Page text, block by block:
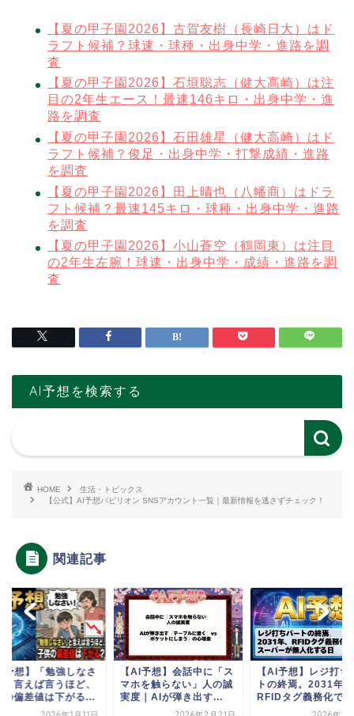
【夏の甲子園2026】古賀友樹（長崎日大）はド
ラフト候補？球速・球種・出身中学・進路を調
査
【夏の甲子園2026】石垣聡志（健大高崎）は注
目の2年生エース！最速146キロ・出身中学・進
路を調査
【夏の甲子園2026】石田雄星（健大高崎）はド
ラフト候補？俊足・出身中学・打撃成績・進路
を調査
【夏の甲子園2026】田上晴也（八幡商）はドラ
フト候補？最速145キロ・球種・出身中学・進路
を調査
【夏の甲子園2026】小山蒼空（鶴岡東）は注目
の2年生左腕！球速・出身中学・成績・進路を調
査
AI予想を検索する
HOME
生活・トピックス
【公式】AI予想パビリオン SNSアカウント一覧｜最新情報を逃さずチェック！
関連記事
予想】「勉強しなさ
と言えば言うほど、
の偏差値は下がる...
【AI予想】会話中に「ス
マホを触らない」人の誠
実度｜AIが弾き出す...
【AI予想】レジ打ち
トの終焉。2031年、
RFIDタグ義務化で...